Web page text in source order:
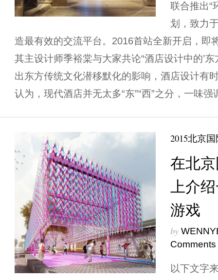
联合推出“
划，致力
造最有效的交流平台。2016首站全新开启，即
其主设计师季裕棠与大家共论“酒店设计中的’东
出东方传统文化潜移默化的影响，酒店设计有
认为，现代酒店并无太多“东”“西”之分，一味
2015北京
在北
上介
游戏
by
Comments
以下文字